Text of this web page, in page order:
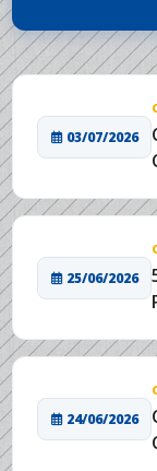
03/07/2026
25/06/2026
24/06/2026